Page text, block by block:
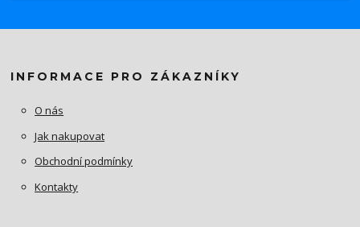
INFORMACE PRO ZÁKAZNÍKY
O nás
Jak nakupovat
Obchodní podmínky
Kontakty